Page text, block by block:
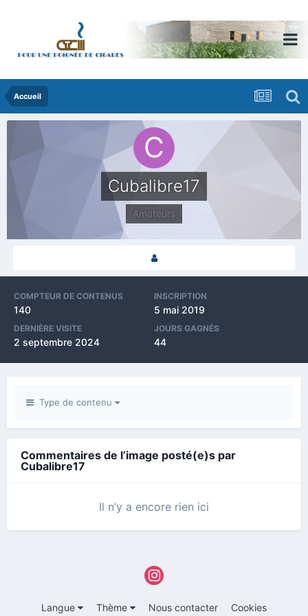
Accueil
Cubalibre17
Amateurs
COMPTEUR DE CONTENUS
140
INSCRIPTION
5 mai 2019
DERNIÈRE VISITE
2 septembre 2024
JOURS GAGNÉS
44
Type de contenu
Commentaires de l’image posté(e)s par
Cubalibre17
Il n’y a encore rien ici
Langue Thème Nous contacter Cookies